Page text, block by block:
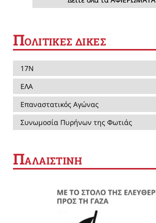
ΠΟΛΙΤΙΚΕΣ ΔΙΚΕΣ
17Ν
ΕΛΑ
Επαναστατικός Αγώνας
Συνωμοσία Πυρήνων της Φωτιάς
ΠΑΛΑΙΣΤΙΝΗ